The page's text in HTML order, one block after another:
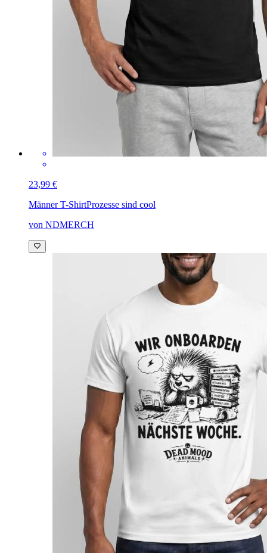
23,99 €
Männer T-ShirtProzesse sind cool
von NDMERCH